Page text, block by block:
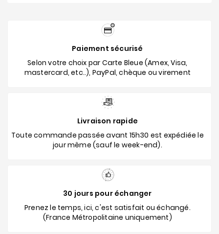
Paiement sécurisé
Selon votre choix par Carte Bleue (Amex, Visa,
mastercard, etc..), PayPal, chèque ou virement
Livraison rapide
Toute commande passée avant 15h30 est expédiée le
jour même (sauf le week-end).
30 jours pour échanger
Prenez le temps, ici, c'est satisfait ou échangé.
(France Métropolitaine uniquement)